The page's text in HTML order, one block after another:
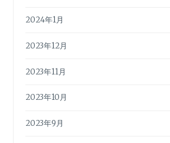
2024年1月
2023年12月
2023年11月
2023年10月
2023年9月